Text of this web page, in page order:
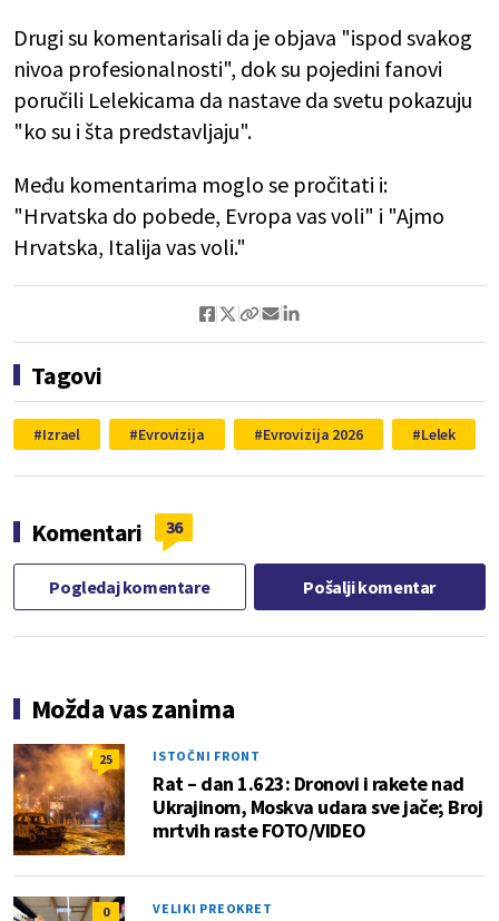
Drugi su komentarisali da je objava "ispod svakog
nivoa profesionalnosti", dok su pojedini fanovi
poručili Lelekicama da nastave da svetu pokazuju
"ko su i šta predstavljaju".
Među komentarima moglo se pročitati i:
"Hrvatska do pobede, Evropa vas voli" i "Ajmo
Hrvatska, Italija vas voli."
Tagovi
Izrael Evrovizija Evrovizija 2026 Lelek
Komentari 36
Pogledaj komentare Pošalji komentar
Možda vas zanima
25 ISTOČNI FRONT
Rat – dan 1.623: Dronovi i rakete nad
Ukrajinom, Moskva udara sve jače; Broj
mrtvih raste FOTO/VIDEO
0 VELIKI PREOKRET